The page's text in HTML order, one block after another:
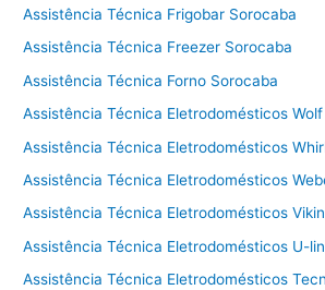
l
a
a
d
r
a
Assistência Técnica Frigobar Sorocaba
Assistência Técnica Freezer Sorocaba
Assistência Técnica Forno Sorocaba
Assistência Técnica Eletrodomésticos
Assistência Técnica Eletrodomésticos
Assistência Técnica Eletrodomésticos
Assistência Técnica Eletrodomésticos
Assistência Técnica Eletrodomésticos U-
Assistência Técnica Eletrodomésticos